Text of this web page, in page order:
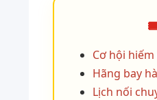
Cơ hội
Hãng bay
Lịch nối